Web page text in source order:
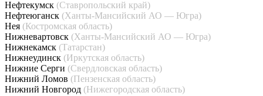
Нефтекумск (Ставропольский край)
Нефтеюганск (Ханты-Мансийский АО — Югра)
Нея (Костромская область)
Нижневартовск (Ханты-Мансийский АО — Югра)
Нижнекамск (Татарстан)
Нижнеудинск (Иркутская область)
Нижние Серги (Свердловская область)
Нижний Ломов (Пензенская область)
Нижний Новгород (Нижегородская область)